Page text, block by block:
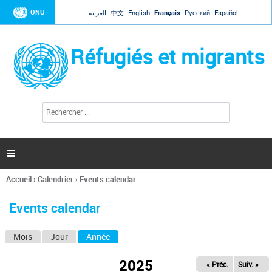
Jump to navigation
ONU العربية 中文 English Français Русский Español
Réfugiés et migrants
l
c
h
e

Vous
ici
Accueil›Calendrier› Events calendar
Events calendar
Mois Jour Année
2025 « Préc. Suiv. »